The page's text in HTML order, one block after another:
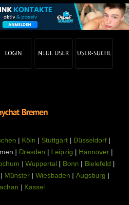
| Köln | Stuttgart | Düsseldorf |
| Dresden | Leipzig | Hannover|
| Wuppertal | Bonn | Bielefeld |
| Münster | Wiesbaden | Augsburg |
| Kassel